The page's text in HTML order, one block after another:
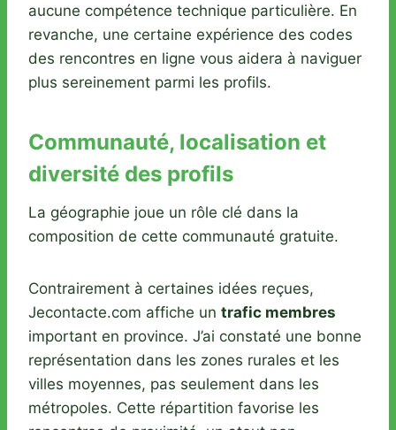
aucune compétence technique particulière. En
revanche, une certaine expérience des codes
des rencontres en ligne vous aidera à naviguer
plus sereinement parmi les profils.
Communauté, localisation et
diversité des profils
La géographie joue un rôle clé dans la
composition de cette communauté gratuite.
Contrairement à certaines idées reçues,
Jecontacte.com affiche un trafic membres
important en province. J’ai constaté une bonne
représentation dans les zones rurales et les
villes moyennes, pas seulement dans les
métropoles. Cette répartition favorise les